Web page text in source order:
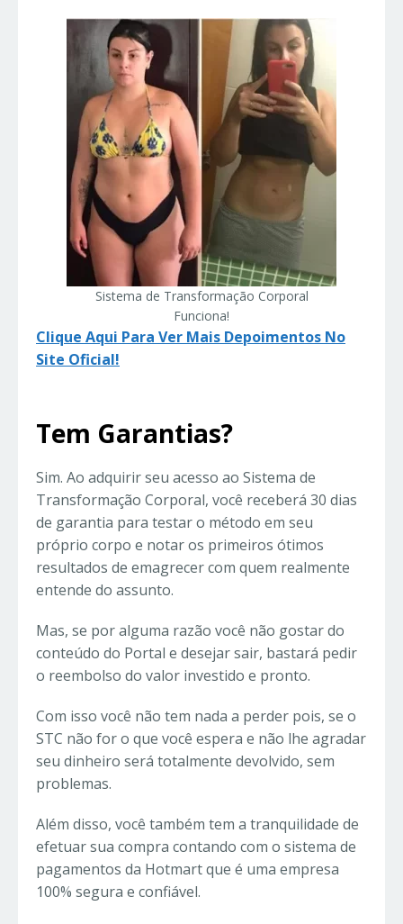
Sistema de Transformação Corporal
Funciona!
Clique Aqui Para Ver Mais Depoimentos No
Site Oficial!
Tem Garantias?
Sim. Ao adquirir seu acesso ao Sistema de
Transformação Corporal, você receberá 30 dias
de garantia para testar o método em seu
próprio corpo e notar os primeiros ótimos
resultados de emagrecer com quem realmente
entende do assunto.
Mas, se por alguma razão você não gostar do
conteúdo do Portal e desejar sair, bastará pedir
o reembolso do valor investido e pronto.
Com isso você não tem nada a perder pois, se o
STC não for o que você espera e não lhe agradar
seu dinheiro será totalmente devolvido, sem
problemas.
Além disso, você também tem a tranquilidade de
efetuar sua compra contando com o sistema de
pagamentos da Hotmart que é uma empresa
100% segura e confiável.